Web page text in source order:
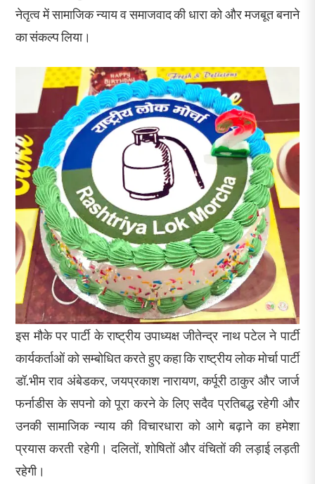
नेतृत्व में सामाजिक न्याय व समाजवाद की धारा को और मजबूत बनाने
का संकल्प लिया।
इस मौके पर पार्टी के राष्ट्रीय उपाध्यक्ष जीतेन्द्र नाथ पटेल ने पार्टी
कार्यकर्ताओं को सम्बोधित करते हुए कहा कि राष्ट्रीय लोक मोर्चा पार्टी
डॉ.भीम राव अंबेडकर, जयप्रकाश नारायण, कर्पूरी ठाकुर और जार्ज
फर्नाडीस के सपनो को पूरा करने के लिए सदैव प्रतिबद्ध रहेगी और
उनकी सामाजिक न्याय की विचारधारा को आगे बढ़ाने का हमेशा
प्रयास करती रहेगी। दलितों, शोषितों और वंचितों की लड़ाई लड़ती
रहेगी।